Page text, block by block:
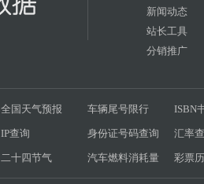
新闻动态
站长工具
分销推广
全国天气预报 车辆尾号限行 ISBN
IP查询 身份证号码查询 汇率
二十四节气 汽车燃料消耗量 彩票